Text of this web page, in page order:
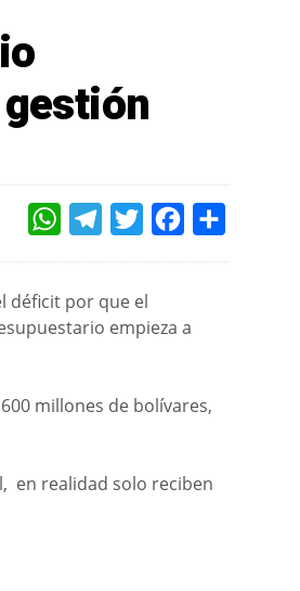
WHATSAPPTELEGRAMTWITTERFACEBOOK
déficit por que el
empieza a
millones de bolívares,
en realidad solo reciben